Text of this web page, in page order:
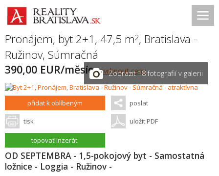
Pronájem, byt 2+1, 47,5 m2, Bratislava -
Ružinov, Súmračná
390,00 EUR/měsícnavrhnout cenu
Zobrazit 18 fotografií v galerii
přidat k oblíbeným poslat
tisk uložit PDF
topovať inzerát
OD SEPTEMBRA - 1,5-pokojový byt - Samostatná
ložnice - Loggia - Ružinov -